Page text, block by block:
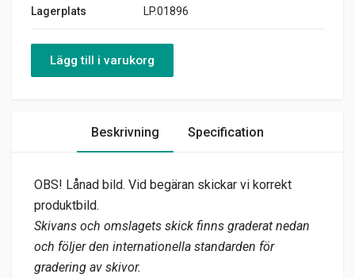
Lagerplats
LP.01896
Lägg till i varukorg
Beskrivning Specification
OBS! Lånad bild. Vid begäran skickar vi korrekt
produktbild.
Skivans och omslagets skick finns graderat nedan
och följer den internationella standarden för
gradering av skivor.